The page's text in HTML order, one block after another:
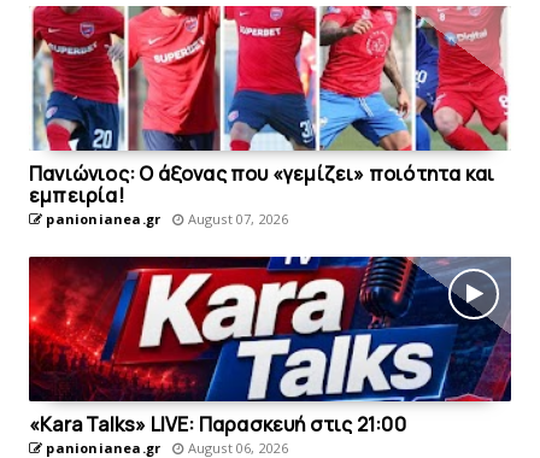
Πανιώνιος: O άξονας που «γεμίζει» ποιότητα και
εμπειρία!
panionianea.gr August 07, 2026
«Kara Talks» LIVE: Παρασκευή στις 21:00
panionianea.gr August 06, 2026